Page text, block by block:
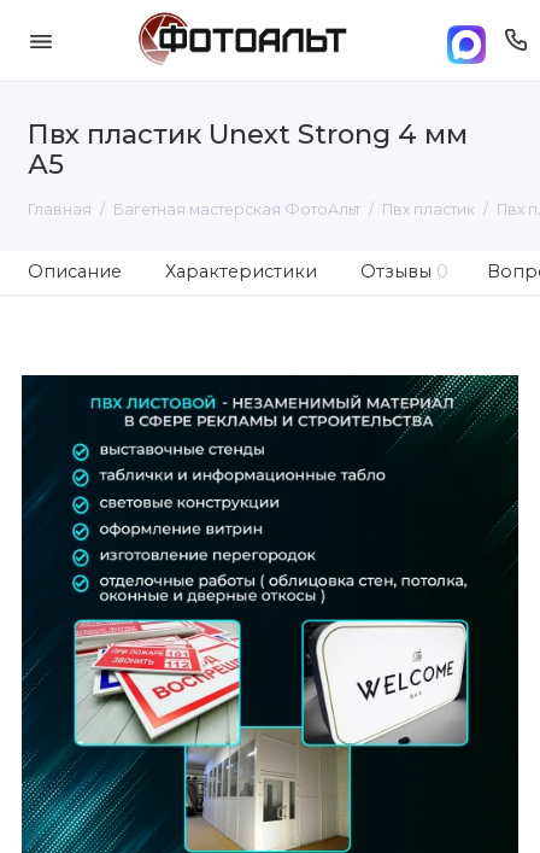
Пвх пластик Unext Strong 4 мм
А5
Главная Багетная мастерская ФотоАльт Пвх пластик Пвх
Описание Характеристики Отзывы 0